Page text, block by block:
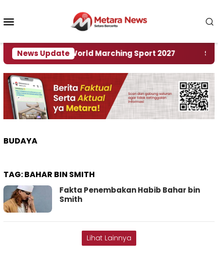
konten
News Update
Rumah World Marching Sport 2027 ‎Soal
BUDAYA
TAG:BAHAR BIN SMITH
Fakta Penembakan Habib Bahar bin
Smith
Lihat Lainnya